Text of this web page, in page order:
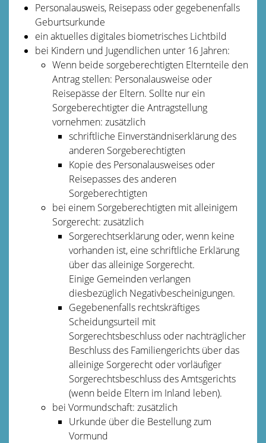
Personalausweis, Reisepass oder gegebenenfalls
Geburtsurkunde
ein aktuelles digitales biometrisches Lichtbild
bei Kindern und Jugendlichen unter 16 Jahren:
Wenn beide sorgeberechtigten Elternteile den
Antrag stellen: Personalausweise oder
Reisepässe der Eltern. Sollte nur ein
Sorgeberechtigter die Antragstellung
vornehmen: zusätzlich
schriftliche Einverständniserklärung des
anderen Sorgeberechtigten
Kopie des Personalausweises oder
Reisepasses des anderen
Sorgeberechtigten
bei einem Sorgeberechtigten mit alleinigem
Sorgerecht: zusätzlich
Sorgerechtserklärung oder, wenn keine
vorhanden ist, eine schriftliche Erklärung
über das alleinige Sorgerecht.
Einige Gemeinden verlangen
diesbezüglich Negativbescheinigungen.
Gegebenenfalls rechtskräftiges
Scheidungsurteil mit
Sorgerechtsbeschluss oder nachträglicher
Beschluss des Familiengerichts über das
alleinige Sorgerecht oder vorläufiger
Sorgerechtsbeschluss des Amtsgerichts
(wenn beide Eltern im Inland leben).
bei Vormundschaft: zusätzlich
Urkunde über die Bestellung zum
Vormund